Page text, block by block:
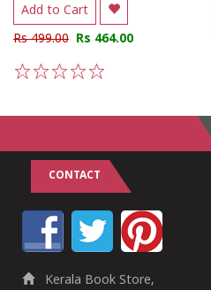
Add to Cart
Rs 499.00 Rs 464.00
CONTACT
Kerala Book Store,